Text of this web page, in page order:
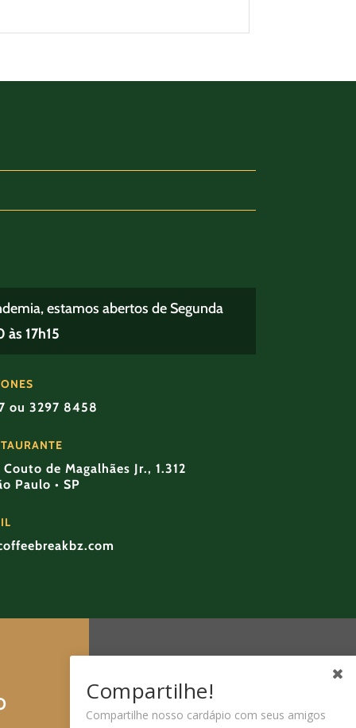
estamos abertos de Segunda
17h15
ou 3297 8458
de Magalhães Jr., 1.312
Paulo • SP
Compartilhe!
Compartilhe nosso cardápio com seus amigos